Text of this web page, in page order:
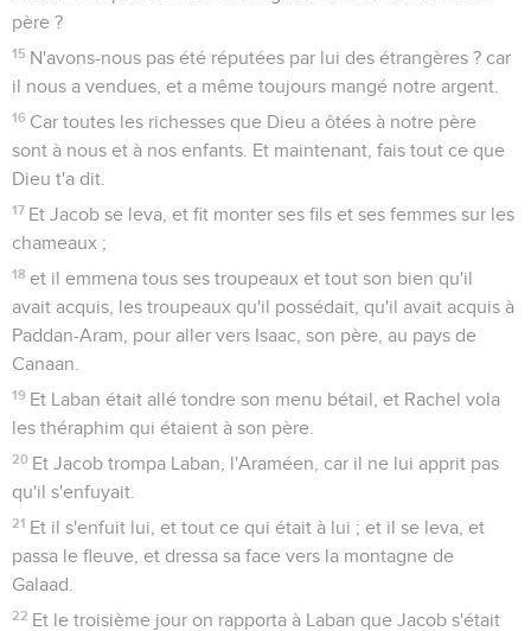
père ?
15 N'avons-nous pas été réputées par lui des étrangères ? car
il nous a vendues, et a même toujours mangé notre argent.
16 Car toutes les richesses que Dieu a ôtées à notre père
sont à nous et à nos enfants. Et maintenant, fais tout ce que
Dieu t'a dit.
17 Et Jacob se leva, et fit monter ses fils et ses femmes sur les
chameaux ;
18 et il emmena tous ses troupeaux et tout son bien qu'il
avait acquis, les troupeaux qu'il possédait, qu'il avait acquis à
Paddan-Aram, pour aller vers Isaac, son père, au pays de
Canaan.
19 Et Laban était allé tondre son menu bétail, et Rachel vola
les théraphim qui étaient à son père.
20 Et Jacob trompa Laban, l'Araméen, car il ne lui apprit pas
qu'il s'enfuyait.
21 Et il s'enfuit lui, et tout ce qui était à lui ; et il se leva, et
passa le fleuve, et dressa sa face vers la montagne de
Galaad.
22 Et le troisième jour on rapporta à Laban que Jacob s'était